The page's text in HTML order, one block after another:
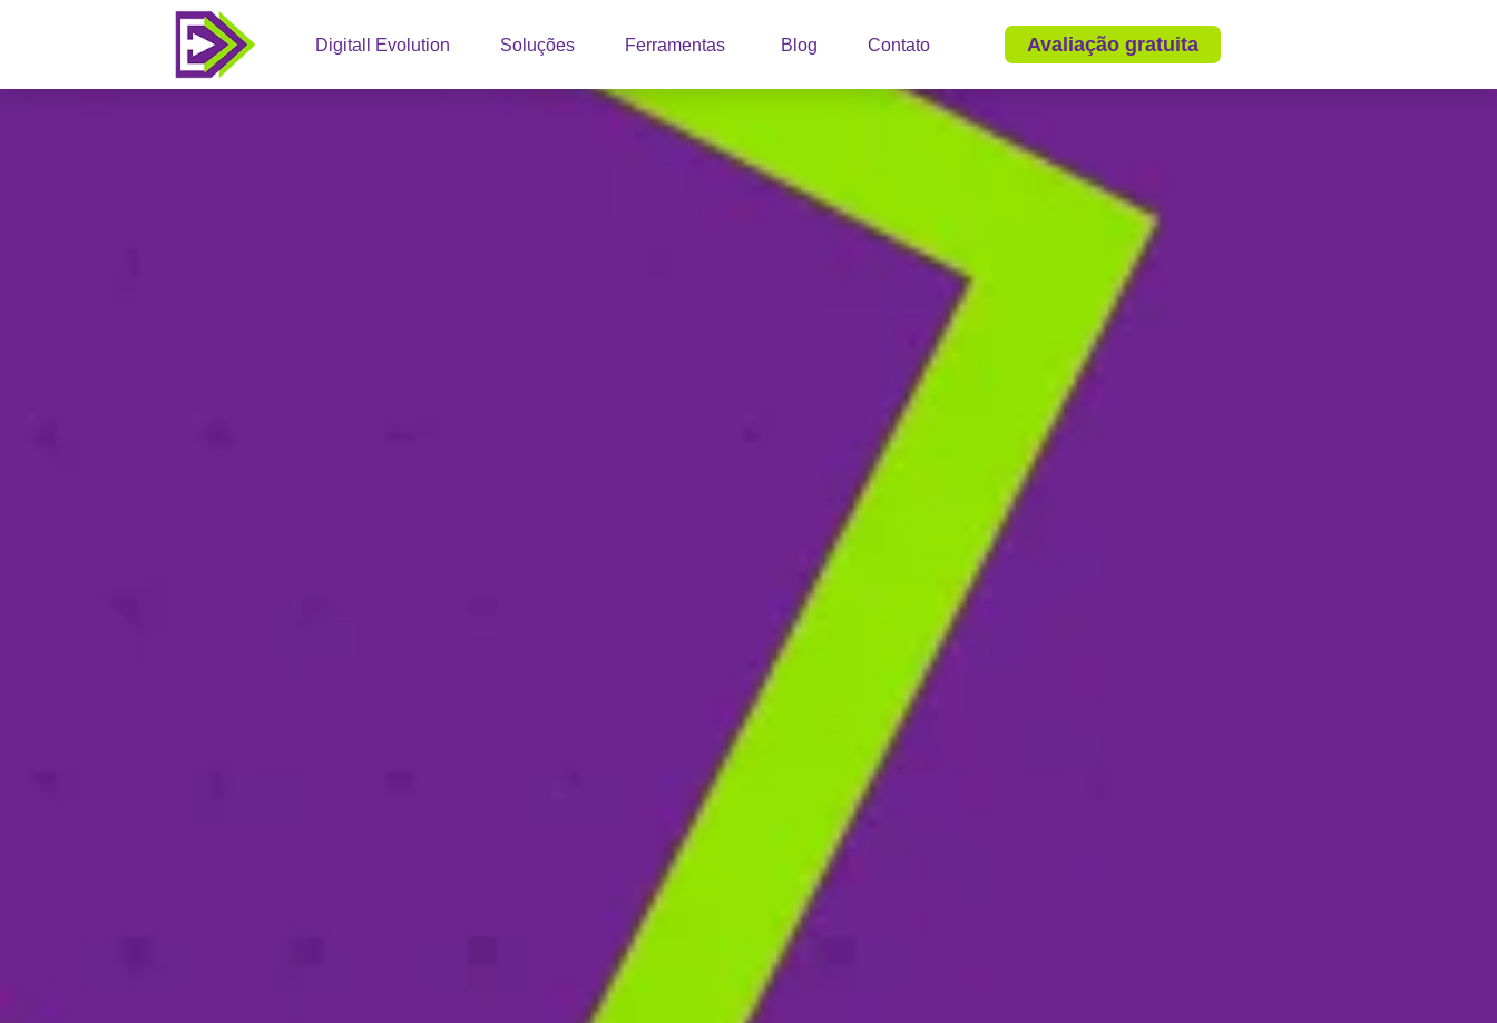
Digitall Evolution Soluções Ferramentas Blog Contato Avaliação gratuita